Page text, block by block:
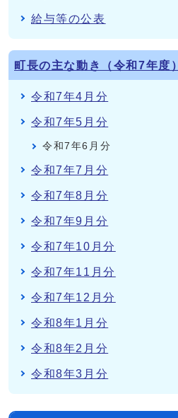
給与等の公表
町長の主な動き（令和7年度）
令和7年4月分
令和7年5月分
令和7年6月分
令和7年7月分
令和7年8月分
令和7年9月分
令和7年10月分
令和7年11月分
令和7年12月分
令和8年1月分
令和8年2月分
令和8年3月分